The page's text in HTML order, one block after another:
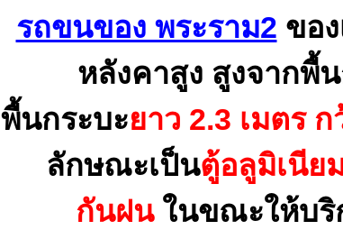
รถขนของ พระราม2 ขอ
หลังคาสูง สูงจากพื้
พื้นกระบะยาว 2.3 เมตร ก
ลักษณะเป็นตู้อลูมิเนีย
กันฝนในขณะให้บริ